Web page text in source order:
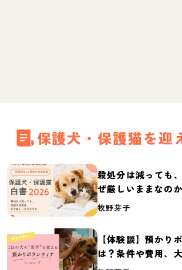
保護犬・保護猫を迎
殺処分は減っても
ぜ厳しいままなの
体の実態調査【保
牧野芽子
【体験談】預かり
は？条件や費用、
介